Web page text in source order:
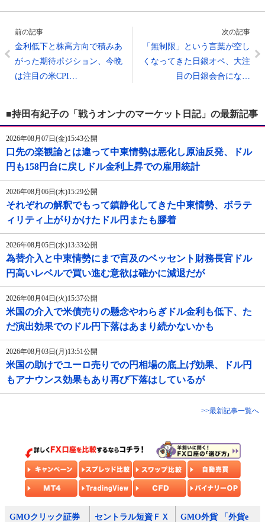
前の記事
金利低下と株高方向で積みあ
がった期待ポジション、今晩
は注目の米CPI…
次の記事
「無制限」という言葉が空し
くなってきた日銀オペ、大注
目の日銀会合にな…
■持田有紀子の「戦うオンナのマーケット日記」の最新記事
2026年08月07日(金)15:43公開
口先の楽観論とは違って中東情勢は悪化し原油反発、ドル
円も158円台に戻しドル金利上昇での雇用統計
2026年08月06日(木)15:29公開
それぞれの解釈でもって鎮静化してきた中東情勢、ボラテ
ィリティ上がりかけたドル円またも膠着
2026年08月05日(水)13:33公開
為替介入と中東情勢にまで言及のベッセント財務長官ドル
円高いレベルで買い進む意欲は確かに減退だが
2026年08月04日(火)15:37公開
米国の介入で米債売りの懸念やわらぎドル金利も低下、た
だ演出効果でのドル円下落はあまり続かないかも
2026年08月03日(月)13:51公開
米国の助けでユーロ売りでの円相場の底上げ効果、ドル円
もアナウンス効果もあり再び下落はしているが
>>最新記事一覧へ
GMOクリック証券
セントラル短資ＦＸ
GMO外貨 「外貨e